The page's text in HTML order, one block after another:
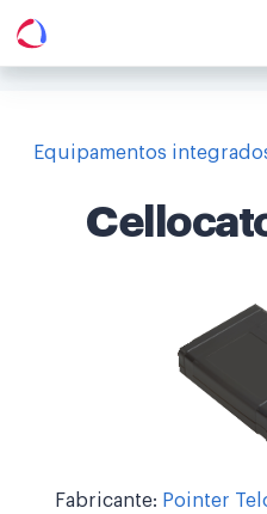
Equipamentos
Fabricante: Pointer